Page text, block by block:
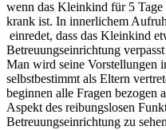
wenn das Kleinkind für 5 Tage
krank ist. In innerlichem
einredet, dass das Kleinkind
Betreuungseinrichtung
Man wird seine Vorstellungen
selbstbestimmt als Eltern
beginnen alle Fragen bezogen
Aspekt des reibungslosen
Betreuungseinrichtung zu